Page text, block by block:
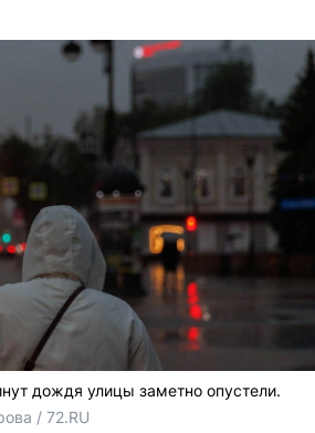
дождя улицы заметно опустели.
/ 72.RU